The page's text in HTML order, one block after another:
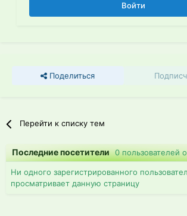
Войти
Поделиться
Перейти к списку тем
Последние посетители0 пользователей
Ни одного зарегистрированного
просматривает данную страницу